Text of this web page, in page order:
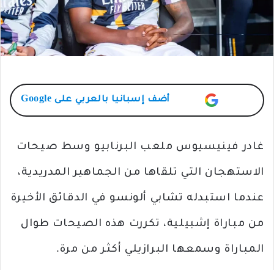
أضف إسبانيا بالعربي على Google
غادر فينيسيوس ملعب البرنابيو وسط صيحات
الاستهجان التي تلقاها من الجماهير المدريدية،
عندما استبدله تشابي ألونسو في الدقائق الأخيرة
من مباراة إشبيلية، تكررت هذه الصيحات طوال
المباراة وسمعها البرازيلي أكثر من مرة.